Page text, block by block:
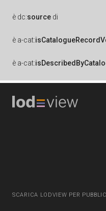
è dc:source di
è a-cat:
è a-cat:
SCARICA LODVIEW PER